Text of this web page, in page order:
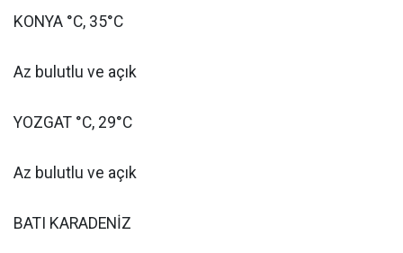
KONYA °C, 35°C
Az bulutlu ve açık
YOZGAT °C, 29°C
Az bulutlu ve açık
BATI KARADENİZ